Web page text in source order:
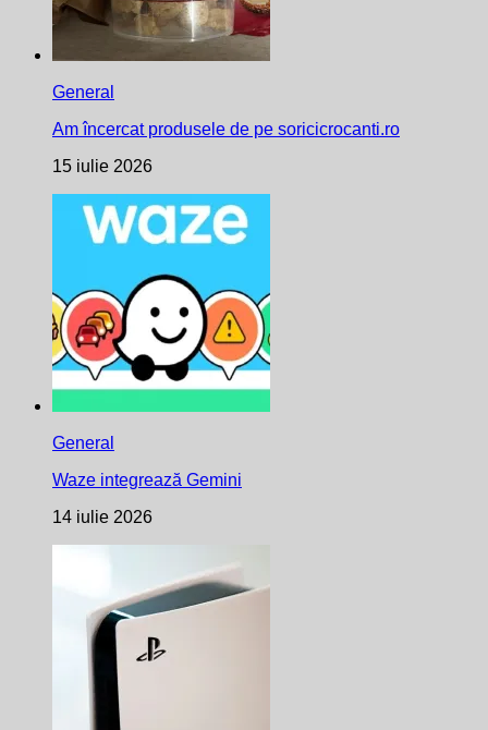
General
Am încercat produsele de pe soricicrocanti.ro
15 iulie 2026
General
Waze integrează Gemini
14 iulie 2026